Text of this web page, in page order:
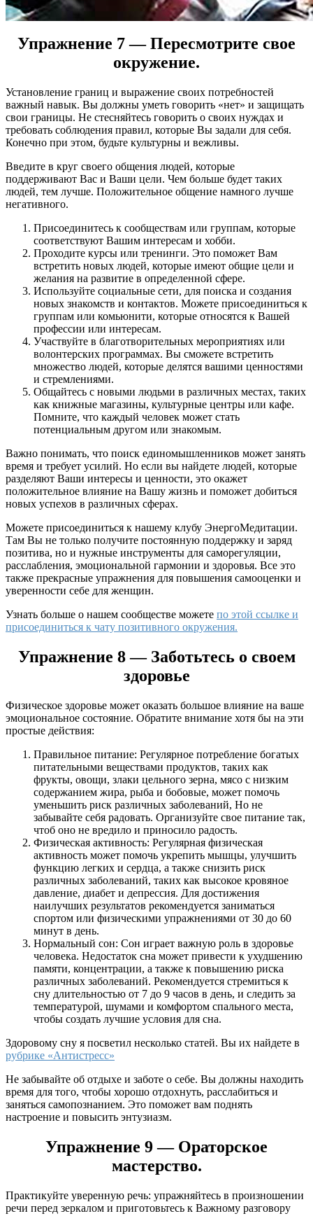
Упражнение 7 — Пересмотрите свое
окружение.
Установление границ и выражение своих потребностей
важный навык. Вы должны уметь говорить «нет» и защищать
свои границы. Не стесняйтесь говорить о своих нуждах и
требовать соблюдения правил, которые Вы задали для себя.
Конечно при этом, будьте культурны и вежливы.
Введите в круг своего общения людей, которые
поддерживают Вас и Ваши цели. Чем больше будет таких
людей, тем лучше. Положительное общение намного лучше
негативного.
Присоединитесь к сообществам или группам, которые
соответствуют Вашим интересам и хобби.
Проходите курсы или тренинги. Это поможет Вам
встретить новых людей, которые имеют общие цели и
желания на развитие в определенной сфере.
Используйте социальные сети, для поиска и создания
новых знакомств и контактов. Можете присоединиться к
группам или комьюнити, которые относятся к Вашей
профессии или интересам.
Участвуйте в благотворительных мероприятиях или
волонтерских программах. Вы сможете встретить
множество людей, которые делятся вашими ценностями
и стремлениями.
Общайтесь с новыми людьми в различных местах, таких
как книжные магазины, культурные центры или кафе.
Помните, что каждый человек может стать
потенциальным другом или знакомым.
Важно понимать, что поиск единомышленников может занять
время и требует усилий. Но если вы найдете людей, которые
разделяют Ваши интересы и ценности, это окажет
положительное влияние на Вашу жизнь и поможет добиться
новых успехов в различных сферах.
Можете присоединиться к нашему клубу ЭнергоМедитации.
Там Вы не только получите постоянную поддержку и заряд
позитива, но и нужные инструменты для саморегуляции,
расслабления, эмоциональной гармонии и здоровья. Все это
также прекрасные упражнения для повышения самооценки и
уверенности себе для женщин.
Узнать больше о нашем сообществе можете по этой ссылке и
присоединиться к чату позитивного окружения.
Упражнение 8 — Заботьтесь о своем
здоровье
Физическое здоровье может оказать большое влияние на ваше
эмоциональное состояние. Обратите внимание хотя бы на эти
простые действия:
Правильное питание: Регулярное потребление богатых
питательными веществами продуктов, таких как
фрукты, овощи, злаки цельного зерна, мясо с низким
содержанием жира, рыба и бобовые, может помочь
уменьшить риск различных заболеваний, Но не
забывайте себя радовать. Организуйте свое питание так,
чтоб оно не вредило и приносило радость.
Физическая активность: Регулярная физическая
активность может помочь укрепить мышцы, улучшить
функцию легких и сердца, а также снизить риск
различных заболеваний, таких как высокое кровяное
давление, диабет и депрессия. Для достижения
наилучших результатов рекомендуется заниматься
спортом или физическими упражнениями от 30 до 60
минут в день.
Нормальный сон: Сон играет важную роль в здоровье
человека. Недостаток сна может привести к ухудшению
памяти, концентрации, а также к повышению риска
различных заболеваний. Рекомендуется стремиться к
сну длительностью от 7 до 9 часов в день, и следить за
температурой, шумами и комфортом спального места,
чтобы создать лучшие условия для сна.
Здоровому сну я посветил несколько статей. Вы их найдете в
рубрике «Антистресс»
Не забывайте об отдыхе и заботе о себе. Вы должны находить
время для того, чтобы хорошо отдохнуть, расслабиться и
заняться самопознанием. Это поможет вам поднять
настроение и повысить энтузиазм.
Упражнение 9 — Ораторское
мастерство.
Практикуйте уверенную речь: упражняйтесь в произношении
речи перед зеркалом и приготовьтесь к Важному разговору